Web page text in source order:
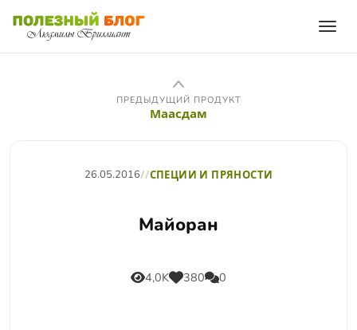
ПРЕДЫДУЩИЙ ПРОДУКТ
Маасдам
26.05.2016//СПЕЦИИ И ПРЯНОСТИ
Майоран
4,0K 380 0